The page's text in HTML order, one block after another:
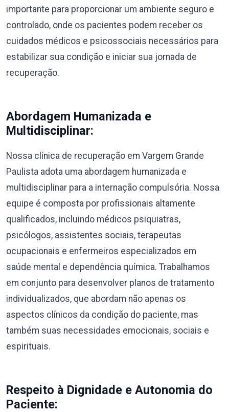
importante para proporcionar um ambiente seguro e
controlado, onde os pacientes podem receber os
cuidados médicos e psicossociais necessários para
estabilizar sua condição e iniciar sua jornada de
recuperação.
Abordagem Humanizada e
Multidisciplinar:
Nossa clínica de recuperação em Vargem Grande
Paulista adota uma abordagem humanizada e
multidisciplinar para a internação compulsória. Nossa
equipe é composta por profissionais altamente
qualificados, incluindo médicos psiquiatras,
psicólogos, assistentes sociais, terapeutas
ocupacionais e enfermeiros especializados em
saúde mental e dependência química. Trabalhamos
em conjunto para desenvolver planos de tratamento
individualizados, que abordam não apenas os
aspectos clínicos da condição do paciente, mas
também suas necessidades emocionais, sociais e
espirituais.
Respeito à Dignidade e Autonomia do
Paciente: